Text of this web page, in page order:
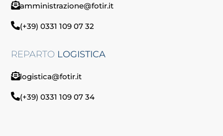
amministrazione@fotir.it
(+39) 0331 109 07 32
REPARTO LOGISTICA
logistica@fotir.it
(+39) 0331 109 07 34